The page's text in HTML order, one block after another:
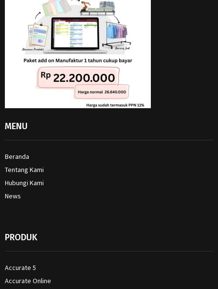
MENU
Beranda
Tentang Kami
Hubungi Kami
News
PRODUK
Accurate 5
Accurate Online